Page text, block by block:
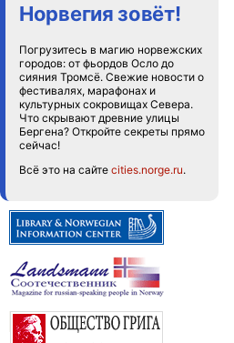
Норвегия зовёт!
Погрузитесь в магию норвежских
городов: от фьордов Осло до
сияния Тромсё. Свежие новости о
фестивалях, марафонах и
культурных сокровищах Севера.
Что скрывают древние улицы
Бергена? Откройте секреты прямо
сейчас!
Всё это на сайте cities.norge.ru.